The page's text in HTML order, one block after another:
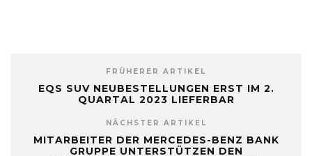
FRÜHERER ARTIKEL
EQS SUV NEUBESTELLUNGEN ERST IM 2.
QUARTAL 2023 LIEFERBAR
NÄCHSTER ARTIKEL
MITARBEITER DER MERCEDES-BENZ BANK
GRUPPE UNTERSTÜTZEN DEN